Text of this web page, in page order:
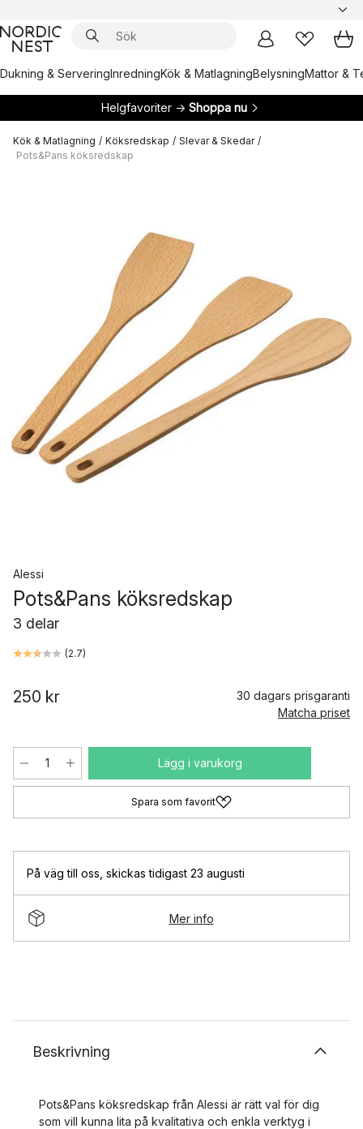
Dukning & ServeringInredningKök & MatlagningBelysningMattor &
Helgfavoriter → Shoppa nu
Kök & Matlagning / Köksredskap / Slevar & Skedar /
Pots&Pans köksredskap
Alessi
Pots&Pans köksredskap
3 delar
(2.7)
250 kr
30 dagars prisgaranti
Matcha priset
Lägg i varukorg
Spara som favorit
På väg till oss skickas tidigast 23 augusti
Mer info
Beskrivning
Pots&Pans köksredskap från Alessi är rätt val för dig
som vill kunna lita på kvalitativa och enkla verktyg i